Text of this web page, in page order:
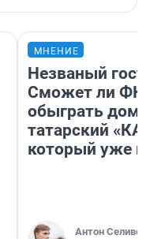
МНЕНИЕ
Незваный
Сможет ли ФК
обыграть дома
татарский
который уже
Антон